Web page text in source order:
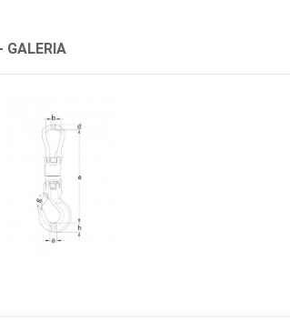
GALERIA